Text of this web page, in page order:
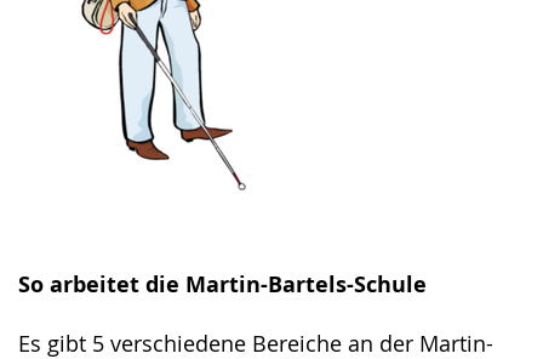
So arbeitet die Martin-Bartels-Schule
Es gibt 5 verschiedene Bereiche an der Martin-